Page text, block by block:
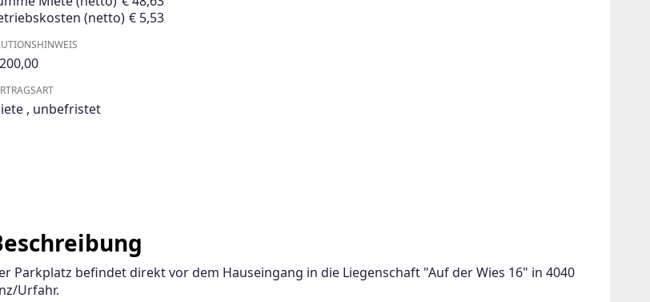
(netto) € 5,53
, unbefristet
Parkplatz befindet direkt vor dem Hauseingang in die Liegenschaft "Auf der Wies 16" in 4040
Urfahr.